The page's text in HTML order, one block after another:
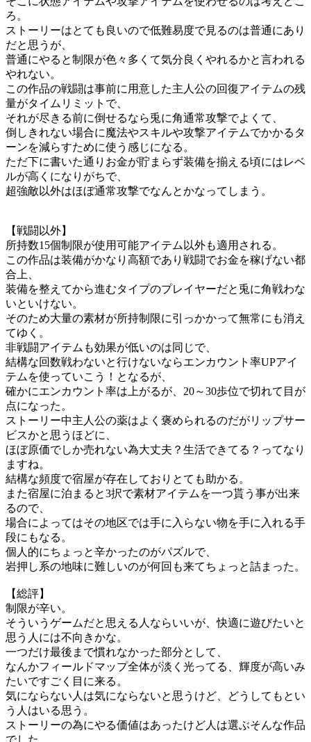
ろ。
ストーリーはとても良いので低難易度で見るのは普通にあり
だと思うが、
普通にやると制限が色々多くて気分良くやれるかと言われる
やれない。
この作品の戦闘は事前に用意した主人公の回復アイテムの残
量がタイムリミットで、
それが尽きる前に倒せるなら兎に角通常攻撃でよくて、
倒しきれない場合に魔法やスキルや攻撃アイテムでかかるタ
ーンを減らすために使う感じになる。
ただ下に書いた通りお金が貯まらず装備を揃える頃にはレベ
ルが高くになりがちで、
超強敵以外はほぼ通常攻撃でなんとかなってしまう。
【戦闘以外】
所持数15個制限が使用可能アイテム以外も適用される。
この作品は装備がかなり高額であり戦闘でお金を稼げない都
合上、
装備を整えてから進むタイプのプレイヤーだと兎に角戦わな
いといけない。
そのため大量の素材が所持制限に引っかかって無常にも消え
てゆく。
非戦闘アイテムも効果が低いのは同じで、
結構な回数戦わないと行けないならエンカウント率UPアイ
テムを使っていこう！となるが、
確かにエンカウント率は上がるが、20～30歩位で切れて目が
点になった。
ストーリー中主人公の薬はよく褒められるのだがリップサー
ビスかと思うほどに、
ほぼ原価でしか売れない為大丈夫？生活できてる？ってなり
ますね。
結構な頻度で宿屋が存在しておりとても助かる。
また宿屋に泊まると3択で素材アイテムを一つ貰う事が出来
るので、
場合によってはその地区では手に入らない物を手に入れる手
段にもなる。
個人的にちょっと辛かったのがパズルで、
岩押し系の地味に難しいのが何回も来てちょっと詰まった。
【総評】
制限が辛い。
そういうゲームだと思える人ならいいが、快適に遊びたいと
思う人には不向きかな。
一つだけ最後まで慣れなかった部分として、
なんかフィールドマップ全体が淡く光ってる、輝度が高いみ
たいですごく目に来る。
気にならない人は気にならないと思うけど、どうしてもとい
う人はいる思う。
ストーリーの為にやる価値はあったけど人は選ぶそんな作品